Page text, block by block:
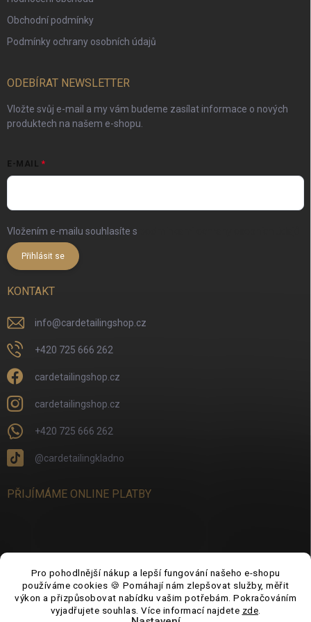
Pro pohodlnější nákup a lepší fungování našeho e-shopu
používáme cookies 🍪 Pomáhají nám zlepšovat služby, měřit
výkon a přizpůsobovat nabídku vašim potřebám. Pokračováním
vyjadřujete souhlas. Více informací najdete zde
Obchodní podmínky
Podmínky ochrany osobních údajů
ODEBÍRAT NEWSLETTER
Vložte svůj e-mail a my vám budeme zasílat informace o nových
produktech na našem e-shopu.
E-MAIL
Vložením e-mailu souhlasíte s
Přihlásit se
KONTAKT
info@cardetailingshop.cz
+420 725 666 262
cardetailingshop.cz
cardetailingshop.cz
+420 725 666 262
@cardetailingkladno
PŘIJÍMÁME ONLINE PLATBY
FACEBOOK